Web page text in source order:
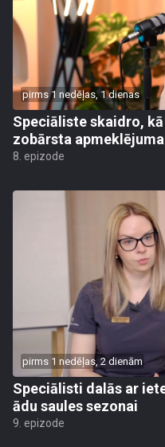
pirms 1 nedēļas, 1 dienas
Speciāliste skaidro,
zobārsta
8. epizode
pirms 1 nedēļas, 2 dienām
Speciālisti dalās ar
ādu saules sezonai
9. epizode